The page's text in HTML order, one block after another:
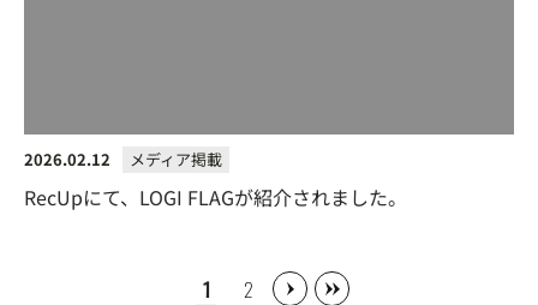
2026.02.12 メディア掲載
RecUpにて、LOGI FLAGが紹介されました。
1 2